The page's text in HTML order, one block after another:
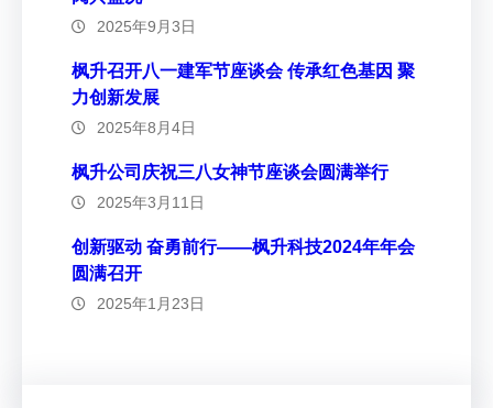
2025年9月3日
枫升召开八一建军节座谈会 传承红色基因 聚
力创新发展
2025年8月4日
枫升公司庆祝三八女神节座谈会圆满举行
2025年3月11日
创新驱动 奋勇前行——枫升科技2024年年会
圆满召开
2025年1月23日